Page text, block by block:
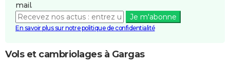
mail.
Je m'abonne
En savoir plus sur notre politique de confidentialité
Vols et cambriolages à Gargas